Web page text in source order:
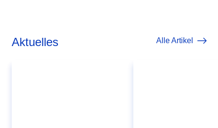
Aktuelles Alle Artikel